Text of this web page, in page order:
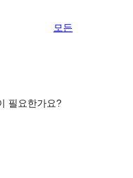
모든
필요한가요?